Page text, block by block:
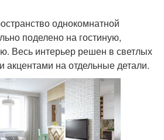
однокомнатной
поделено на гостиную,
Весь интерьер решен в светлых
акцентами на отдельные детали.